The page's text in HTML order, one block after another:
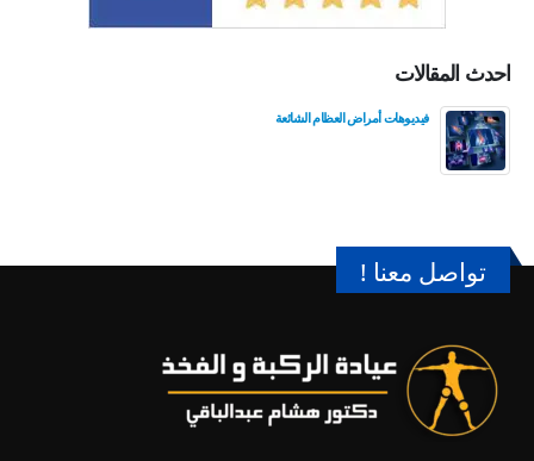
احدث المقالات
فيديوهات أمراض العظام الشائعة
تواصل معنا !